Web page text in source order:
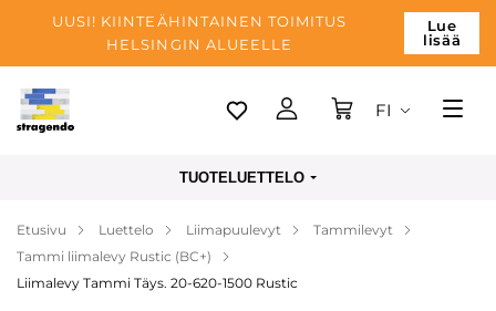
UUSI! KIINTEÄHINTAINEN TOIMITUS
HELSINGIN ALUEELLE
Lue
lisää
Tallinn
Maksu
Yrityksen
FI
TUOTELUETTELO
Etusivu Luettelo Liimapuulevyt
Tammilevyt
Tammi liimalevy Rustic (BC+)
Liimalevy Tammi Täys. 20-620-1500 Rustic